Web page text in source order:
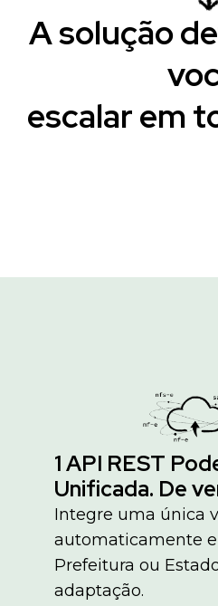
A solução
escalar em
1 API REST
Unificada. De
Integre uma única
automaticamente
Prefeitura ou
adaptação.